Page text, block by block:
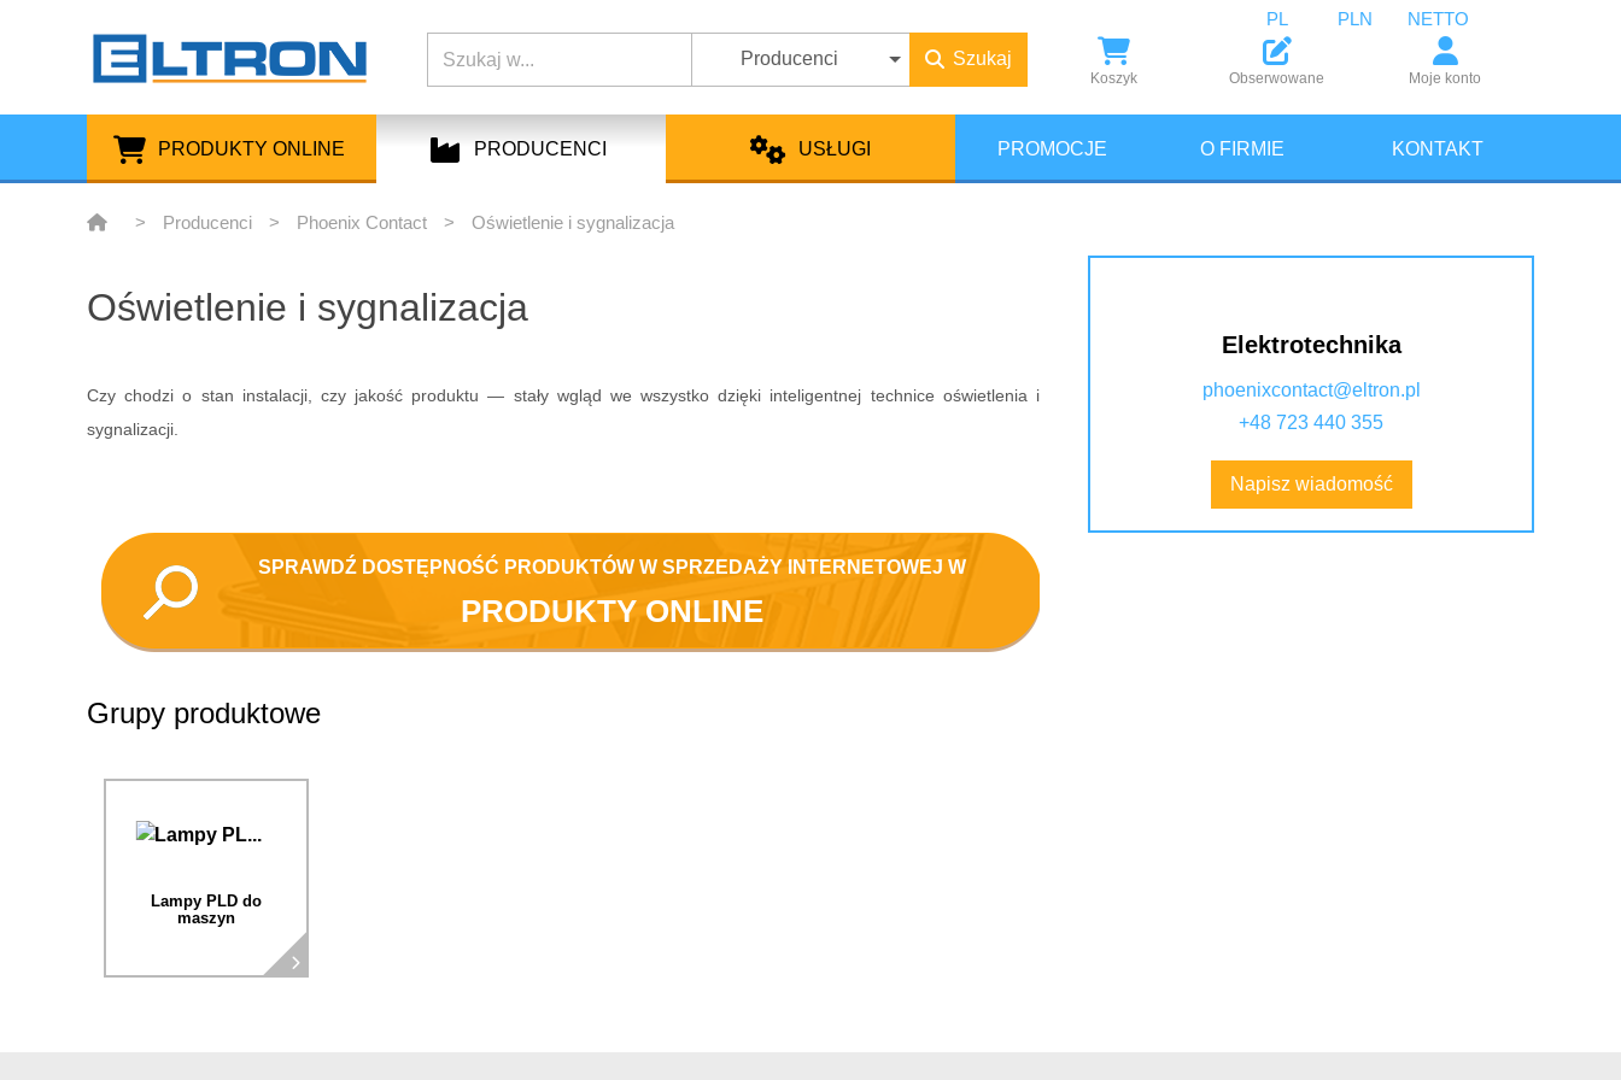
Producenci Szukaj
Koszyk Obserwowane Moje konto
PL PLN NETTO
PRODUKTY ONLINE PRODUCENCI USŁUGI PROMOCJE O FIRMIE KONTAKT
> Producenci > Phoenix Contact > Oświetlenie i sygnalizacja
Oświetlenie i sygnalizacja
Czy chodzi o stan instalacji, czy jakość produktu — stały wgląd we wszystko dzięki inteligentnej technice oświetlenia i
sygnalizacji.
SPRAWDŹ DOSTĘPNOŚĆ PRODUKTÓW W SPRZEDAŻY INTERNETOWEJ W
PRODUKTY ONLINE
Grupy produktowe
Lampy PLD do
maszyn
Elektrotechnika
phoenixcontact@eltron.pl
+48 723 440 355
Napisz wiadomość